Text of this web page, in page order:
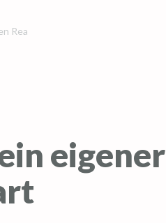
Rea
eigener